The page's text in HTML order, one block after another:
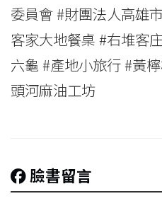
委員會 #財團法人高雄
客家大地餐桌 #右堆客
六龜 #產地小旅行 #黃
頭河麻油工坊
臉書留言